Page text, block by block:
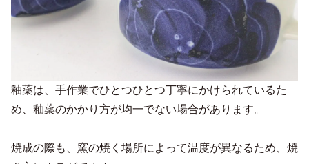
釉薬は、手作業でひとつひとつ丁寧にかけられているた
め、釉薬のかかり方が均一でない場合があります。
焼成の際も、窯の焼く場所によって温度が異なるため、焼